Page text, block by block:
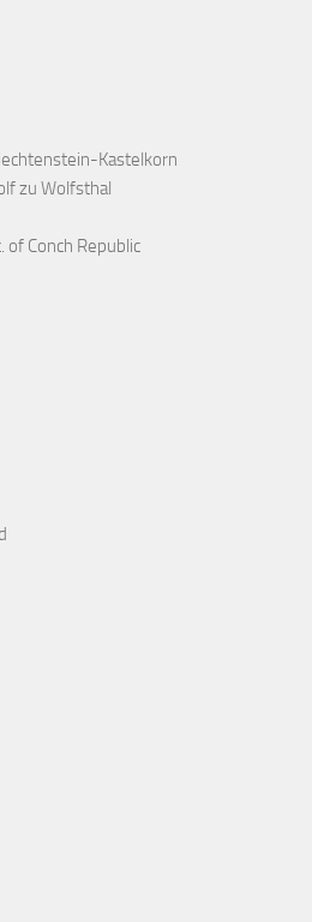
Kastelkorn
zu Wolfsthal
of Conch Republic